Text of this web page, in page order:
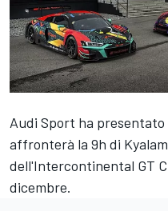
Audi Sport ha
affronterà la 9h di
dell'Intercontinental GT
dicembre.